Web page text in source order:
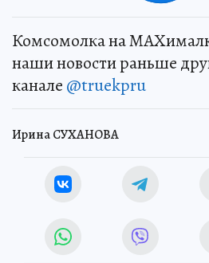
Комсомолка на
наши новости раньше
канале @truekpru
Ирина СУХАНОВА